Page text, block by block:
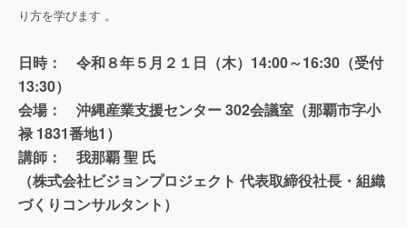
り方を学びます 。
日時： 令和８年５月２１日（木）14:00～16:30（受付
13:30）
会場： 沖縄産業支援センター 302会議室（那覇市字小
禄 1831番地1）
講師： 我那覇 聖 氏
（株式会社ビジョンプロジェクト 代表取締役社長・組織
づくりコンサルタント）